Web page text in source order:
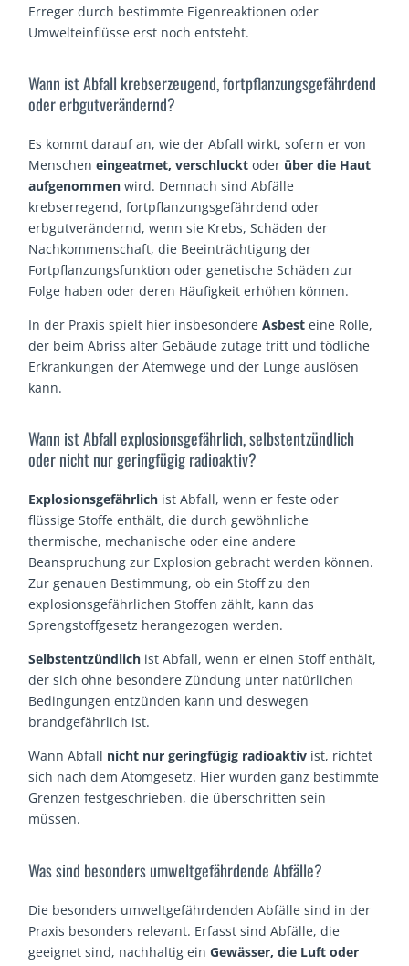
Erreger durch bestimmte Eigenreaktionen oder
Umwelteinflüsse erst noch entsteht.
Wann ist Abfall krebserzeugend, fortpflanzungsgefährdend
oder erbgutverändernd?
Es kommt darauf an, wie der Abfall wirkt, sofern er von
Menscheneingeatmet, verschluckt oder über die Haut
aufgenommen wird. Demnach sind Abfälle
krebserregend, fortpflanzungsgefährdend oder
erbgutverändernd, wenn sie Krebs, Schäden der
Nachkommenschaft, die Beeinträchtigung der
Fortpflanzungsfunktion oder genetische Schäden zur
Folge haben oder deren Häufigkeit erhöhen können.
In der Praxis spielt hier insbesondereAsbesteine Rolle,
der beim Abriss alter Gebäude zutage tritt und tödliche
Erkrankungen der Atemwege und der Lunge auslösen
kann.
Wann ist Abfall explosionsgefährlich, selbstentzündlich
oder nicht nur geringfügig radioaktiv?
Explosionsgefährlich ist Abfall, wenn er feste oder
flüssige Stoffe enthält, die durch gewöhnliche
thermische, mechanische oder eine andere
Beanspruchung zur Explosion gebracht werden können.
Zur genauen Bestimmung, ob ein Stoff zu den
explosionsgefährlichen Stoffen zählt, kann das
Sprengstoffgesetz herangezogen werden.
Selbstentzündlich ist Abfall, wenn er einen Stoff enthält,
der sich ohne besondere Zündung unter natürlichen
Bedingungen entzünden kann und deswegen
brandgefährlich ist.
Wann Abfall nicht nur geringfügig radioaktiv ist, richtet
sich nach dem Atomgesetz. Hier wurden ganz bestimmte
Grenzen festgeschrieben, die überschritten sein
müssen.
Was sind besonders umweltgefährdende Abfälle?
Die besonders umweltgefährdenden Abfälle sind in der
Praxis besonders relevant. Erfasst sind Abfälle, die
geeignet sind, nachhaltig einGewässer, die Luft oder